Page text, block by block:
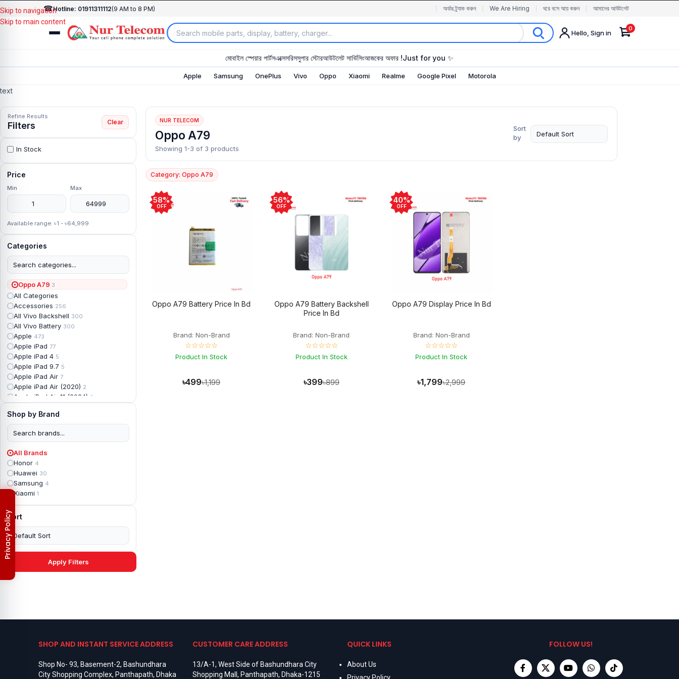
☎Hotline: 01911311112(9 AM to 8 PM) অর্ডার ট্র্যাক করুন We Are Hiring ঘরে বসে আয় করুন আমাদের আউটলেট
Hello, Sign in
0
মোবাইল স্পেয়ার পার্টসএক্সেসরিসসুপার স্টোরআউটলেট সার্ভিসিংআজকের অফার !Just for you ✨
Apple Samsung OnePlus Vivo Oppo Xiaomi Realme Google Pixel Motorola
Skip to navigation
Skip to main content
text
Refine Results
Filters Clear
In Stock
Price
Min Max
Available range: ৳1 - ৳64,999
Categories
Oppo A79 3
All Categories
Accessories 256
All Vivo Backshell 300
All Vivo Battery 300
Apple 473
Apple iPad 77
Apple iPad 4 5
Apple iPad 9.7 5
Apple iPad Air 7
Apple iPad Air (2020) 2
Apple iPad Air 11 (2024) 2
Apple iPad Backshell
Apple iPad Battery
Apple iPad Display
Apple iPad mini 2
Apple iPad Mini 3
Apple iPad mini 4
Apple iPad Pro 10.5
Apple iPad Pro 11
Apple iPad Pro 12.96
Apple iPad Pro 12.9 2nd Gen
Apple iPad Pro 9.7 (2016)6
Apple iPad Pro 9.7 (2018)
4
Asus ROG Phone 2
Asus ROG Phone 3
Asus ROG Phone 5s Pro3
Asus Rog Phone 7
Asus ROG Phone 8 3
Shop by Brand
All Brands
Honor 4
Huawei 30
Samsung 4
Xiaomi 1
Sort
Apply Filters
NUR TELECOM
Oppo A79
Showing 1-3 of 3 products
Sort
by
Category: Oppo A79
58%
OFF
Oppo A79 Battery Price In Bd
Brand: Non-Brand
☆☆☆☆☆
Product In Stock
৳499৳1,199
56%
OFF
Oppo A79 Battery Backshell
Price In Bd
Brand: Non-Brand
☆☆☆☆☆
Product In Stock
৳399৳899
40%
OFF
Oppo A79 Display Price In Bd
Brand: Non-Brand
☆☆☆☆☆
Product In Stock
৳1,799৳2,999
SHOP AND INSTANT SERVICE ADDRESS
Shop No- 93, Basement-2, Bashundhara
City Shopping Complex, Panthapath, Dhaka
CUSTOMER CARE ADDRESS
13/A-1, West Side of Bashundhara City
Shopping Mall, Panthapath, Dhaka-1215
QUICK LINKS
About Us
FOLLOW US!
Privacy Policy